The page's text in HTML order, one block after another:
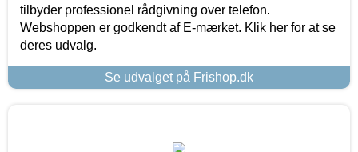
tilbyder professionel rådgivning over telefon.
Webshoppen er godkendt af E-mærket. Klik her for at se
deres udvalg.
Se udvalget på Frishop.dk